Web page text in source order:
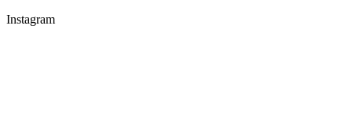
Instagram